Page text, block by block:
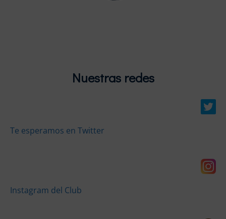
Nuestras redes
Te esperamos en Twitter
Instagram del Club